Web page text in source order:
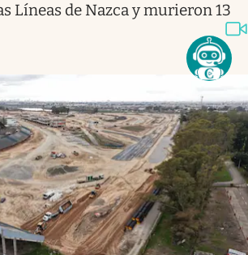
Líneas de Nazca y murieron 13